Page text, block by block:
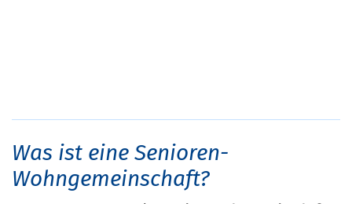
Was ist eine Senioren-
Wohngemeinschaft?